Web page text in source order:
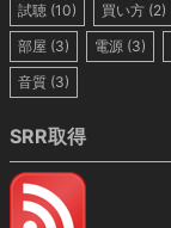
試聴 (10) 買い方 (2)
部屋 (3) 電源 (3)
音質 (3)
SRR取得